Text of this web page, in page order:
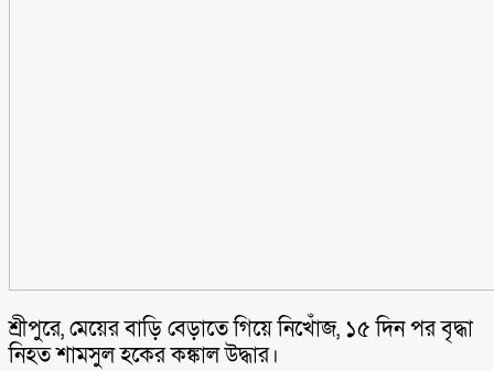
শ্রীপুরে, মেয়ের বাড়ি বেড়াতে গিয়ে নিখোঁজ, ১৫ দিন পর বৃদ্ধা
নিহত শামসুল হকের কঙ্কাল উদ্ধার।